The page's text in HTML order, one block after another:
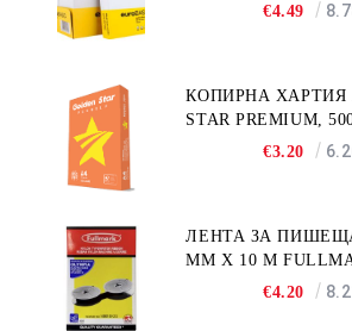
€4.49
КОПИРНА ХАРТИЯ
STAR PREMIUM,
€3.20
ЛЕНТА ЗА
MM X 10 M
€4.20